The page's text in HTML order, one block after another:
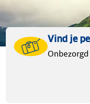
Vind je